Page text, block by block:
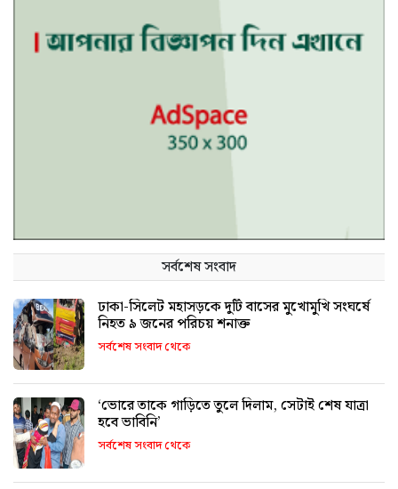
সর্বশেষ সংবাদ
ঢাকা-সিলেট মহাসড়কে দুটি বাসের মুখোমুখি সংঘর্ষে
নিহত ৯ জনের পরিচয় শনাক্ত
সর্বশেষ সংবাদ থেকে
‘ভোরে তাকে গাড়িতে তুলে দিলাম, সেটাই শেষ যাত্রা
হবে ভাবিনি’
সর্বশেষ সংবাদ থেকে